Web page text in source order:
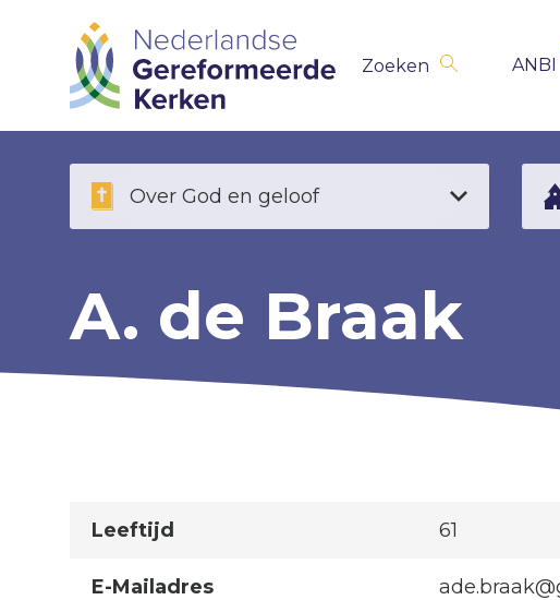
Skip
navigation
Over God en geloof
Zoeken ANBI
A. de Braak
Leeftijd 61
E-Mailadres